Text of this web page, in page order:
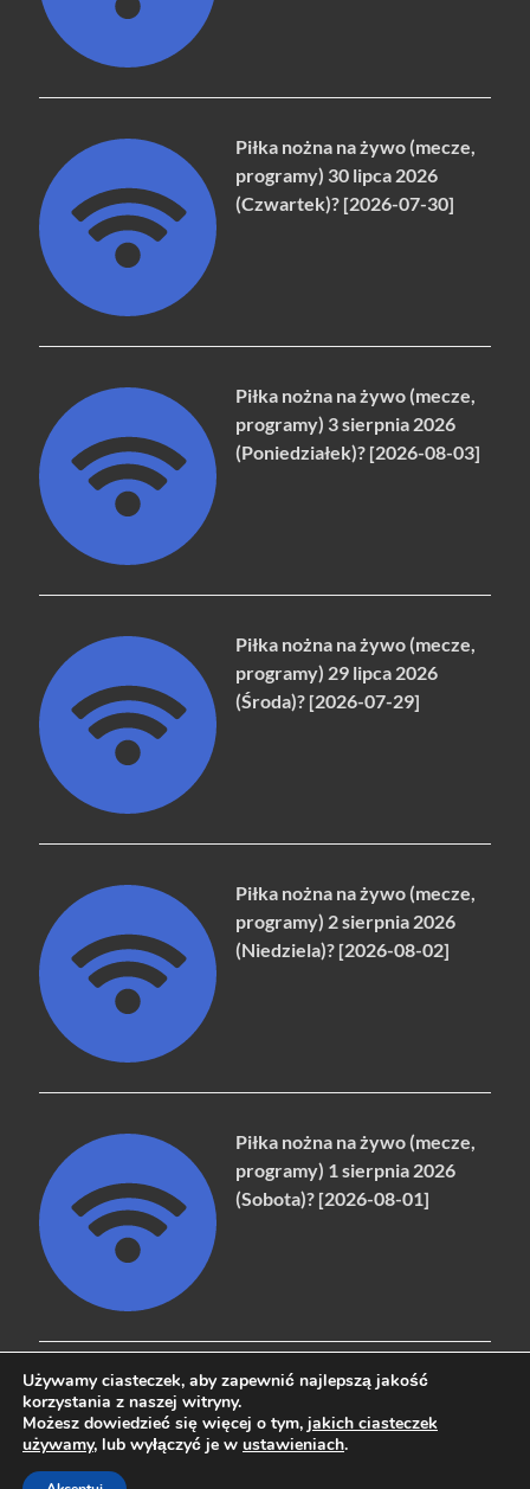
Piłka nożna na żywo (mecze,
programy) 30 lipca 2026
(Czwartek)? [2026-07-30]
Piłka nożna na żywo (mecze,
programy) 3 sierpnia 2026
(Poniedziałek)? [2026-08-03]
Piłka nożna na żywo (mecze,
programy) 29 lipca 2026
(Środa)? [2026-07-29]
Piłka nożna na żywo (mecze,
programy) 2 sierpnia 2026
(Niedziela)? [2026-08-02]
Piłka nożna na żywo (mecze,
programy) 1 sierpnia 2026
(Sobota)? [2026-08-01]
Copyright © 2026naziemna.info - Telewizja cyfrowa, Radio,
Używamy ciasteczek, aby zapewnić najlepszą jakość
korzystania z naszej witryny.
Możesz dowiedzieć się więcej o tym, jakich ciasteczek
używamy, lub wyłączyć je w ustawieniach.